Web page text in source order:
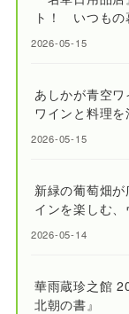
ト！ いつもの
2026-05-15
あしかが青空
ワインと料理を
2026-05-15
新緑の葡萄畑
インを楽しむ
2026-05-14
華雨蔵珍之館
北朝の書』